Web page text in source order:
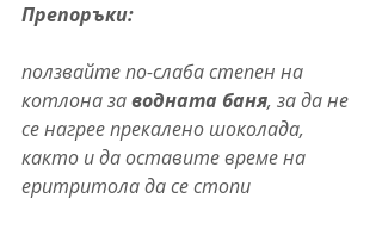
Препоръки:
ползвайте по-слаба степен на
котлона за водната баня, за да не
се нагрее прекалено шоколада,
както и да оставите време на
еритритола да се стопи